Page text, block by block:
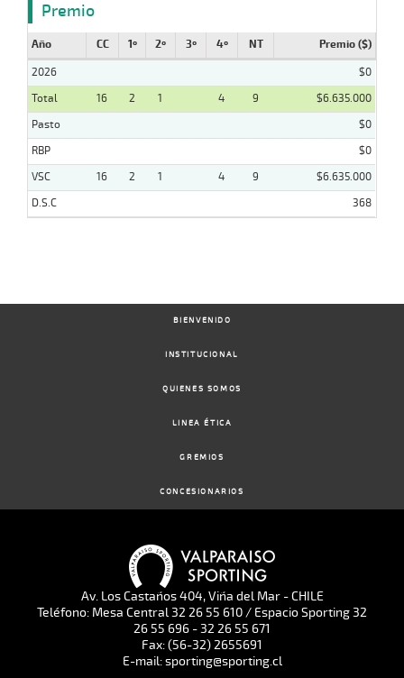
Premio
Año CC 1º 2º 3º 4º NT Premio ($)
2026
$0
Total
16 2 1 4 9
$6.635.000
Pasto
$0
RBP
$0
VSC
16 2 1 4 9
$6.635.000
D.S.C
368
BIENVENIDO
INSTITUCIONAL
QUIENES SOMOS
LINEA ÉTICA
GREMIOS
CONCESIONARIOS
Av. Los Castaños 404, Viña del Mar - CHILE
Teléfono: Mesa Central 32 26 55 610 / Espacio Sporting 32
26 55 696 - 32 26 55 671
Fax: (56-32) 2655691
E-mail: sporting@sporting.cl